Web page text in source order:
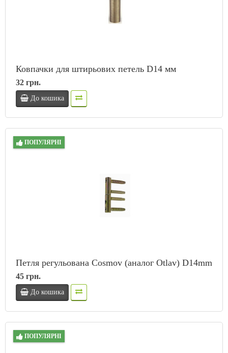
Ковпачки для штирьових петель D14 мм
32 грн.
До кошика
ПОПУЛЯРНІ
Петля регульована Cosmov (аналог Otlav) D14mm
45 грн.
До кошика
ПОПУЛЯРНІ